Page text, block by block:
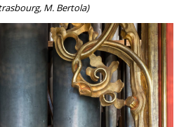
M. Bertola)